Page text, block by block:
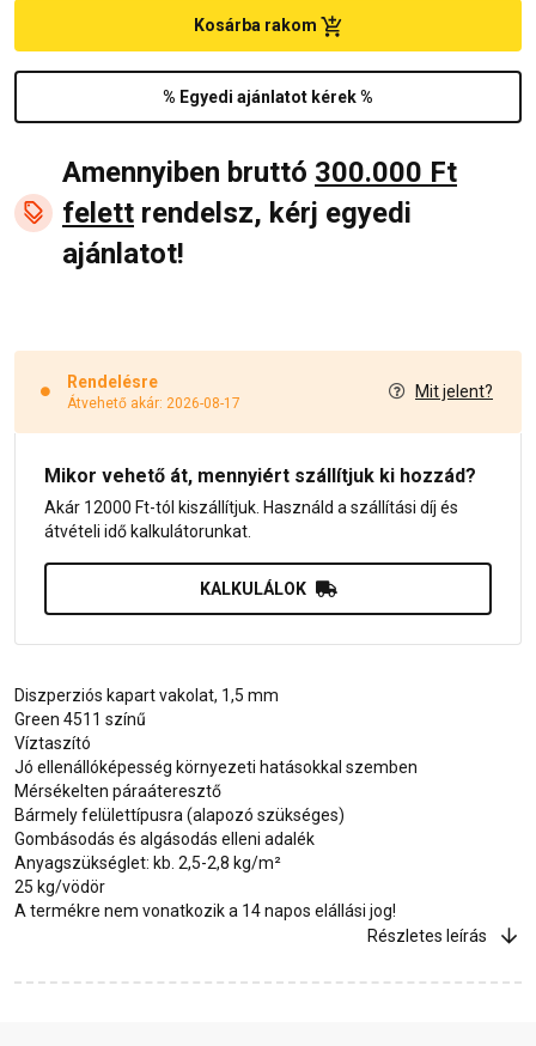
% Egyedi ajánlatot kérek %
Kosárba rakom
Amennyiben bruttó 300.000 Ft
felett rendelsz, kérj egyedi
ajánlatot!
Rendelésre
Átvehető akár: 2026-08-17
Mit jelent?
Mikor vehető át, mennyiért szállítjuk ki hozzád?
Akár 12000 Ft-tól kiszállítjuk. Használd a szállítási díj és
átvételi idő kalkulátorunkat.
KALKULÁLOK
Diszperziós kapart vakolat, 1,5 mm
Green 4511 színű
Víztaszító
Jó ellenállóképesség környezeti hatásokkal szemben
Mérsékelten páraáteresztő
Bármely felülettípusra (alapozó szükséges)
Gombásodás és algásodás elleni adalék
Anyagszükséglet: kb. 2,5-2,8 kg/m²
25 kg/vödör
A termékre nem vonatkozik a 14 napos elállási jog!
Részletes leírás